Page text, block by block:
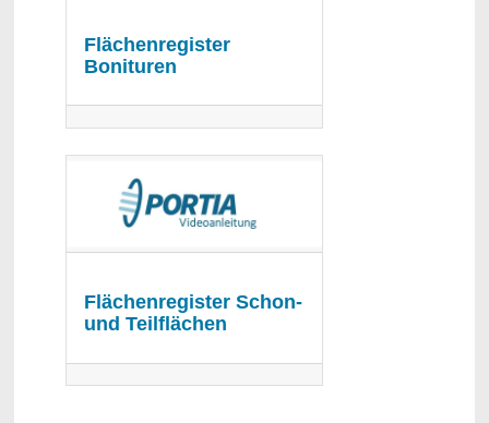
Flächenregister
Bonituren
Flächenregister Schon-
und Teilflächen